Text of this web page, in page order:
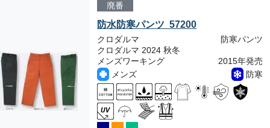
廃番
防水防寒パンツ 57200
クロダルマ
防寒パンツ
クロダルマ 2024 秋冬
メンズワーキング
2015年発売
メンズ
防寒